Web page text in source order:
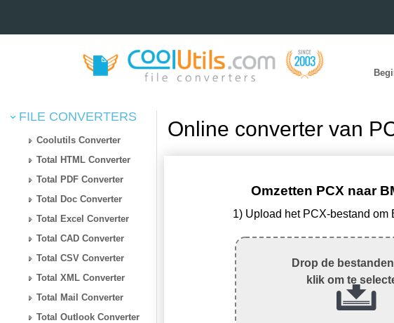
FILE CONVERTERS
Coolutils Converter
Total HTML Converter
Total PDF Converter
Total Doc Converter
Total Excel Converter
Total CAD Converter
Total CSV Converter
Total XML Converter
Total Mail Converter
Total Outlook Converter
Online converter van
Omzetten PCX naar
1) Upload het PCX-bestand om
Drop de
klik om te